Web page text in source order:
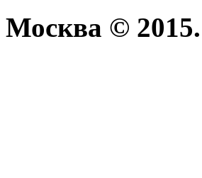
Москва © 2015.